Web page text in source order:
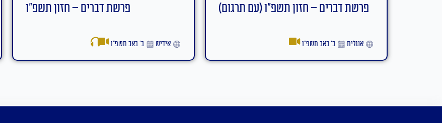
פרשת דברים – חזון תשפ"ו
אידיש ב׳ באב תשפ״ו
פרשת דברים – חזון תשפ"ו
עברית ב׳ באב תשפ״ו